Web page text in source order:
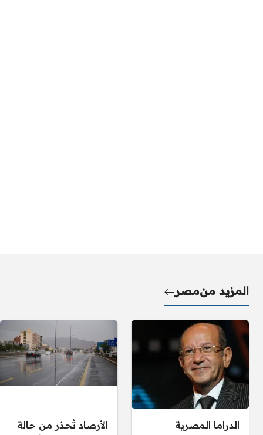
المزيد منمصر
الدراما المصرية
الأرصاد تُحذر من حالة